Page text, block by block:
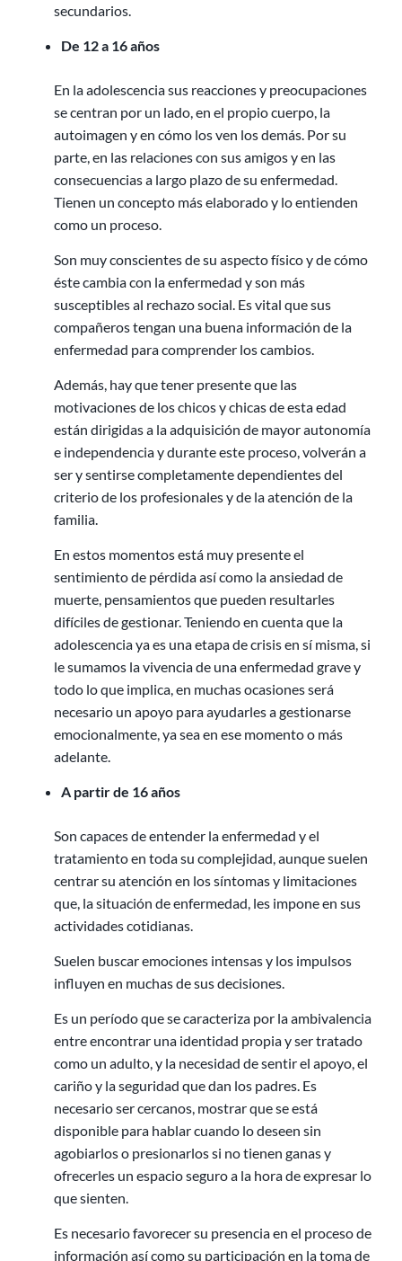
secundarios.
De 12 a 16 años
En la adolescencia sus reacciones y preocupaciones
se centran por un lado, en el propio cuerpo, la
autoimagen y en cómo los ven los demás. Por su
parte, en las relaciones con sus amigos y en las
consecuencias a largo plazo de su enfermedad.
Tienen un concepto más elaborado y lo entienden
como un proceso.
Son muy conscientes de su aspecto físico y de cómo
éste cambia con la enfermedad y son más
susceptibles al rechazo social. Es vital que sus
compañeros tengan una buena información de la
enfermedad para comprender los cambios.
Además, hay que tener presente que las
motivaciones de los chicos y chicas de esta edad
están dirigidas a la adquisición de mayor autonomía
e independencia y durante este proceso, volverán a
ser y sentirse completamente dependientes del
criterio de los profesionales y de la atención de la
familia.
En estos momentos está muy presente el
sentimiento de pérdida así como la ansiedad de
muerte, pensamientos que pueden resultarles
difíciles de gestionar. Teniendo en cuenta que la
adolescencia ya es una etapa de crisis en sí misma, si
le sumamos la vivencia de una enfermedad grave y
todo lo que implica, en muchas ocasiones será
necesario un apoyo para ayudarles a gestionarse
emocionalmente, ya sea en ese momento o más
adelante.
A partir de 16 años
Son capaces de entender la enfermedad y el
tratamiento en toda su complejidad, aunque suelen
centrar su atención en los síntomas y limitaciones
que, la situación de enfermedad, les impone en sus
actividades cotidianas.
Suelen buscar emociones intensas y los impulsos
influyen en muchas de sus decisiones.
Es un período que se caracteriza por la ambivalencia
entre encontrar una identidad propia y ser tratado
como un adulto, y la necesidad de sentir el apoyo, el
cariño y la seguridad que dan los padres. Es
necesario ser cercanos, mostrar que se está
disponible para hablar cuando lo deseen sin
agobiarlos o presionarlos si no tienen ganas y
ofrecerles un espacio seguro a la hora de expresar lo
que sienten.
Es necesario favorecer su presencia en el proceso de
información así como su participación en la toma de